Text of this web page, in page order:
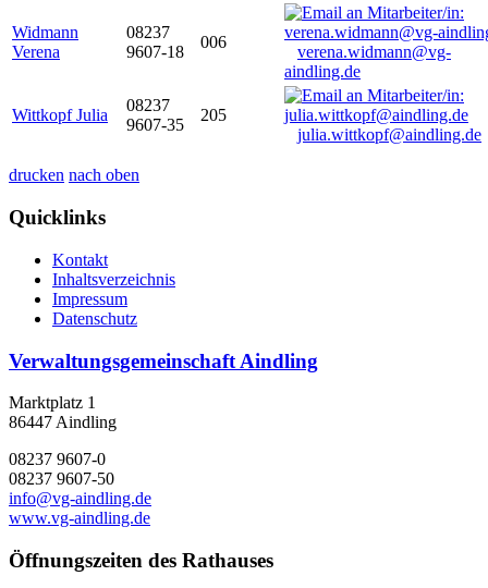
Widmann
Verena
08237
9607-18
006
verena.widmann@vg-
aindling.de
Wittkopf Julia
08237
9607-35
205
julia.wittkopf@aindling.de
drucken nach oben
Quicklinks
Kontakt
Inhaltsverzeichnis
Impressum
Datenschutz
Verwaltungsgemeinschaft Aindling
Marktplatz 1
86447 Aindling
08237 9607-0
08237 9607-50
info@vg-aindling.de
www.vg-aindling.de
Öffnungszeiten des Rathauses